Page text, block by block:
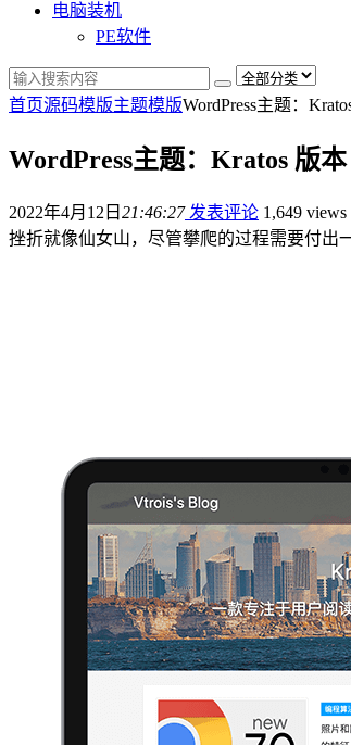
电脑装机
PE软件
首页源码模版主题模版WordPress主题：
WordPress主题：Kratos 版本
2022年4月12日 21:46:27发表评论 1,649 views
挫折就像仙女山，尽管攀爬的过程需要付出